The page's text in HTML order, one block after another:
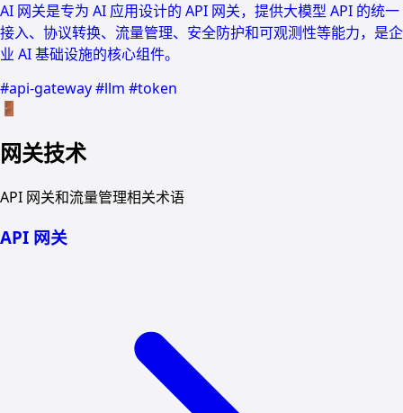
AI 网关是专为 AI 应用设计的 API 网关，提供大模型 API 的统一
接入、协议转换、流量管理、安全防护和可观测性等能力，是企
业 AI 基础设施的核心组件。
#api-gateway#llm #token
🚪
网关技术
API 网关和流量管理相关术语
API 网关